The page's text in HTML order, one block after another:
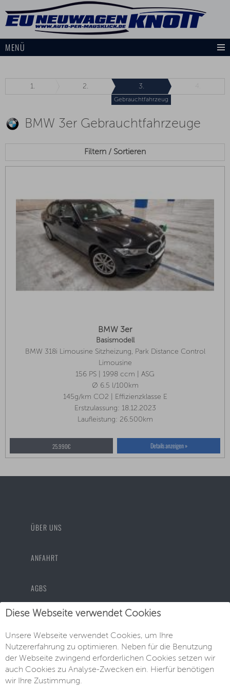
MENÜ
1. 2. 3.
Gebrauchtfahrzeug
BMW 3er Gebrauchtfahrzeuge
Filtern / Sortieren
BMW 3er
Basismodell
BMW 318i Limousine Sitzheizung, Park Distance Control
Limousine
156 PS | 1998 ccm | ASG
Ø 6.5 l/100km
145g/km CO2 | Effizienzklasse E
Erstzulassung: 18.12.2023
Laufleistung: 26.500km
25.990€ Details anzeigen »
ÜBER UNS
ANFAHRT
AGBS
DATENSCHUTZ
IMPRESSUM
Diese Webseite verwendet Cookies
Unsere Webseite verwendet Cookies, um Ihre
Nutzererfahrung zu optimieren. Neben für die Benutzung
der Webseite zwingend erforderlichen Cookies setzen wir
auch Cookies zu Analyse-Zwecken ein. Hierfür benötigen
wir Ihre Zustimmung.